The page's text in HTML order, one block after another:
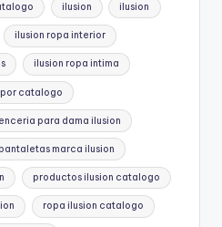
ilusion ilusion
ilusion ropa interior
ilusion ropa intima
catalogo
para dama ilusion
pantaletas marca ilusion
productos ilusion catalogo
ropa ilusion catalogo